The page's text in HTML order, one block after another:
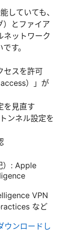
していても、
）とファイア
ネットワーク
す。
セスを許可
）」が
を見直す
ンネル設定を
）: Apple
VPN
など
ンロードし